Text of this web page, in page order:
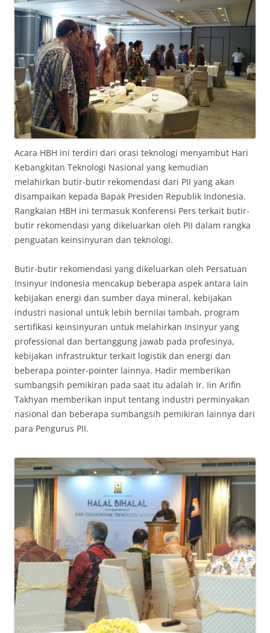
Acara HBH ini terdiri dari orasi teknologi menyambut Hari
Kebangkitan Teknologi Nasional yang kemudian
melahirkan butir-butir rekomendasi dari PII yang akan
disampaikan kepada Bapak Presiden Republik Indonesia.
Rangkaian HBH ini termasuk Konferensi Pers terkait butir-
butir rekomendasi yang dikeluarkan oleh PII dalam rangka
penguatan keinsinyuran dan teknologi.
Butir-butir rekomendasi yang dikeluarkan oleh Persatuan
Insinyur Indonesia mencakup beberapa aspek antara lain
kebijakan energi dan sumber daya mineral, kebijakan
industri nasional untuk lebih bernilai tambah, program
sertifikasi keinsinyuran untuk melahirkan Insinyur yang
professional dan bertanggung jawab pada profesinya,
kebijakan infrastruktur terkait logistik dan energi dan
beberapa pointer-pointer lainnya. Hadir memberikan
sumbangsih pemikiran pada saat itu adalah Ir. Iin Arifin
Takhyan memberikan input tentang industri perminyakan
nasional dan beberapa sumbangsih pemikiran lainnya dari
para Pengurus PII.